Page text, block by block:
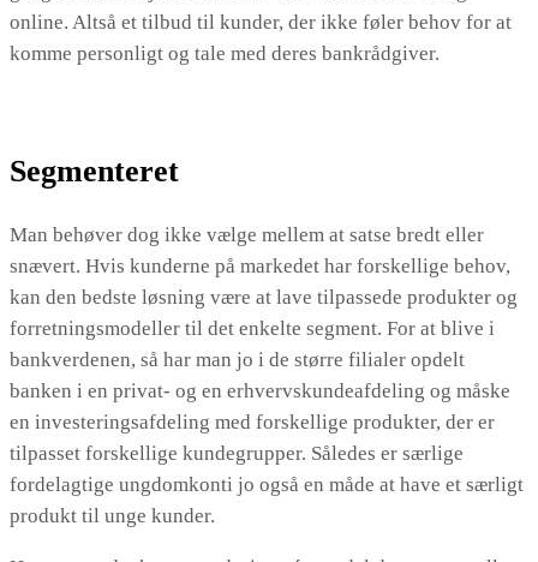
online. Altså et tilbud til kunder, der ikke føler behov for at
komme personligt og tale med deres bankrådgiver.
Segmenteret
Man behøver dog ikke vælge mellem at satse bredt eller
snævert. Hvis kunderne på markedet har forskellige behov,
kan den bedste løsning være at lave tilpassede produkter og
forretningsmodeller til det enkelte segment. For at blive i
bankverdenen, så har man jo i de større filialer opdelt
banken i en privat- og en erhvervskundeafdeling og måske
en investeringsafdeling med forskellige produkter, der er
tilpasset forskellige kundegrupper. Således er særlige
fordelagtige ungdomkonti jo også en måde at have et særligt
produkt til unge kunder.